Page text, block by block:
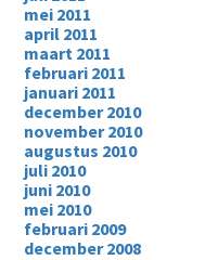
mei 2011
april 2011
maart 2011
februari 2011
januari 2011
december 2010
november 2010
augustus 2010
juli 2010
juni 2010
mei 2010
februari 2009
december 2008